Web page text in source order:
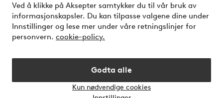
Ved å klikke på Aksepter samtykker du til vår bruk av
informasjonskapsler. Du kan tilpasse valgene dine under
Innstillinger og lese mer under våre retningslinjer for
personvern. cookie-policy.
Godta alle
Kun nødvendige cookies
elpy